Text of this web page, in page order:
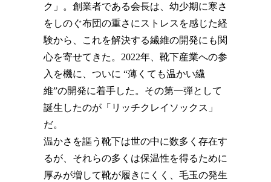
ク」。創業者である会長は、幼少期に寒さ
をしのぐ布団の重さにストレスを感じた経
験から、これを解決する繊維の開発にも関
心を寄せてきた。2022年、靴下産業への参
入を機に、ついに “薄くても温かい繊
維”の開発に着手した。その第一弾として
誕生したのが「リッチクレイソックス」
だ。
温かさを謳う靴下は世の中に数多く存在す
るが、それらの多くは保温性を得るために
厚みが増して靴が履きにくく、毛玉の発生